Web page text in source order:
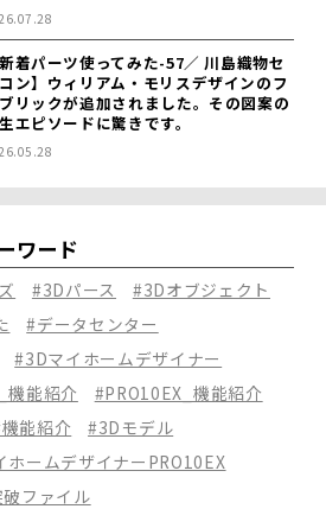
新着パーツ使ってみた-57／ 川島織物セ
ン】ウィリアム・モリスデザインのフ
リックが追加されました。その図案の
エピソードに驚きです。
ワード
#3Dパース
#3Dオブジェクト
#データセンター
#3Dマイホームデザイナー
機能紹介
#PRO10EX_機能紹介
能紹介
#3Dモデル
ホームデザイナーPRO10EX
ファイル